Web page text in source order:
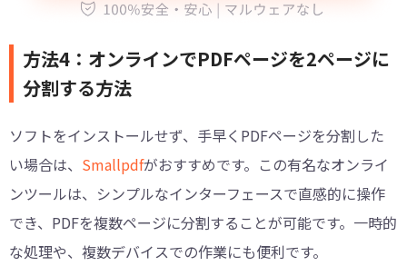
方法4：オンラインでPDFページを2ページに
分割する方法
ソフトをインストールせず、手早くPDFページを分割した
い場合は、 Smallpdfがおすすめです。この有名なオンライ
ンツールは、シンプルなインターフェースで直感的に操作
でき、PDFを複数ページに分割することが可能です。一時的
な処理や、複数デバイスでの作業にも便利です。